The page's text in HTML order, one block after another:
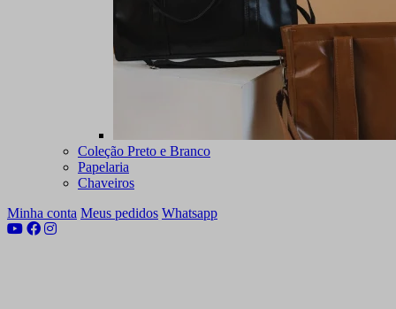
Coleção Preto e Branco
Papelaria
Chaveiros
Minha conta Meus pedidos Whatsapp